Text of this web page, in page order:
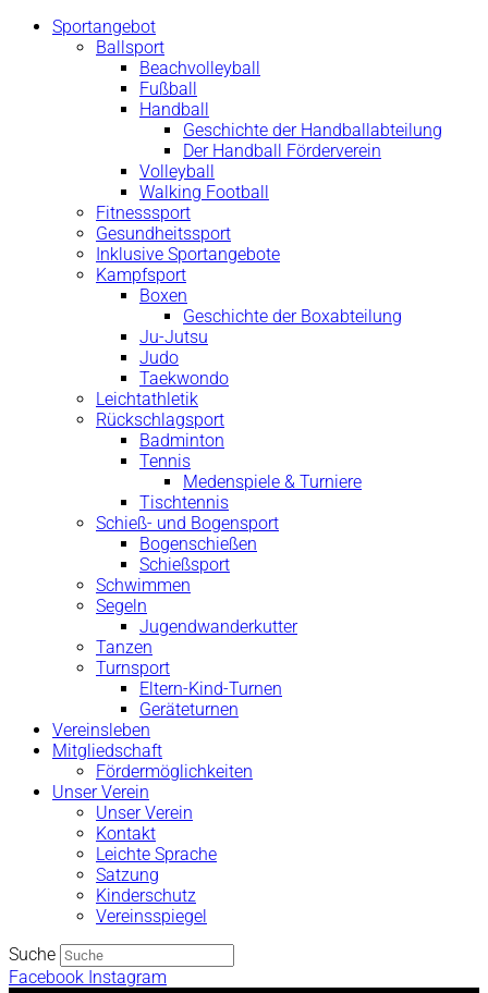
Sportangebot
Ballsport
Beachvolleyball
Fußball
Handball
Geschichte der Handballabteilung
Der Handball Förderverein
Volleyball
Walking Football
Fitnesssport
Gesundheitssport
Inklusive Sportangebote
Kampfsport
Boxen
Geschichte der Boxabteilung
Ju-Jutsu
Judo
Taekwondo
Leichtathletik
Rückschlagsport
Badminton
Tennis
Medenspiele & Turniere
Tischtennis
Schieß- und Bogensport
Bogenschießen
Schießsport
Schwimmen
Segeln
Jugendwanderkutter
Tanzen
Turnsport
Eltern-Kind-Turnen
Geräteturnen
Vereinsleben
Mitgliedschaft
Fördermöglichkeiten
Unser Verein
Unser Verein
Kontakt
Leichte Sprache
Satzung
Kinderschutz
Vereinsspiegel
Suche
Facebook Instagram